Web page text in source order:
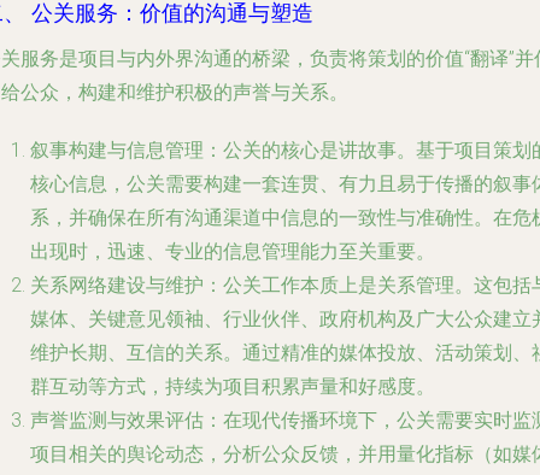
公关服务：价值的沟通与塑造
服务是项目与内外界沟通的桥梁，负责将策划的价值“翻译”并
公众，构建和维护积极的声誉与关系。
叙事构建与信息管理 ：公关的核心是讲故事。基于项目策划
核心信息，公关需要构建一套连贯、有力且易于传播的叙事
系，并确保在所有沟通渠道中信息的一致性与准确性。在危
出现时，迅速、专业的信息管理能力至关重要。
关系网络建设与维护 ：公关工作本质上是关系管理。这包括
媒体、关键意见领袖、行业伙伴、政府机构及广大公众建立
维护长期、互信的关系。通过精准的媒体投放、活动策划、
群互动等方式，持续为项目积累声量和好感度。
声誉监测与效果评估 ：在现代传播环境下，公关需要实时监
项目相关的舆论动态，分析公众反馈，并用量化指标（如媒